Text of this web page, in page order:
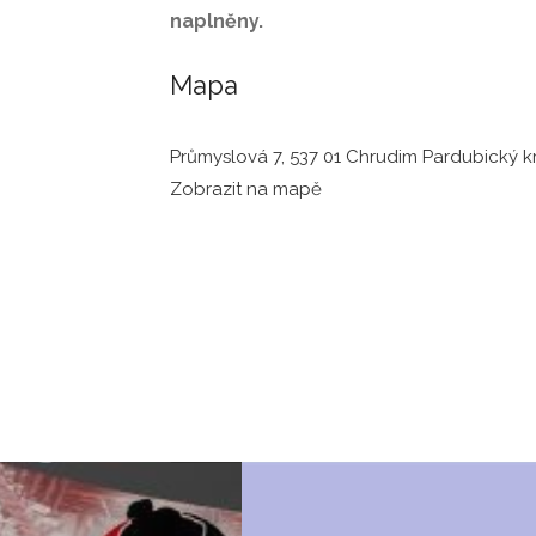
naplněny.
Mapa
Průmyslová 7, 537 01 Chrudim Pardubický
Zobrazit na mapě